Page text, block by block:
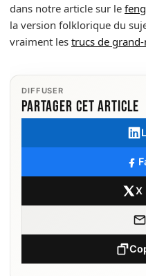
dans notre article sur le
la version folklorique du
vraiment les trucs de
DIFFUSER
Partager cet article
X